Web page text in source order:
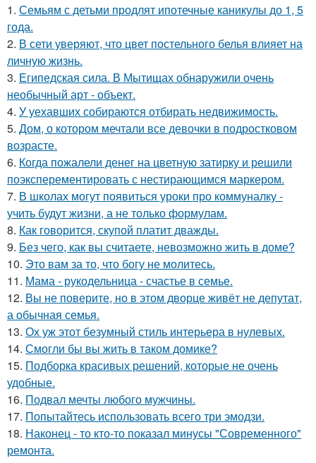
1. Семьям с детьми продлят ипотечные каникулы до 1, 5
года.
2. В сети уверяют, что цвет постельного белья влияет на
личную жизнь.
3. Египедская сила. В Мытищах обнаружили очень
необычный арт - объект.
4. У уехавших собираются отбирать недвижимость.
5. Дом, о котором мечтали все девочки в подростковом
возрасте.
6. Когда пожалели денег на цветную затирку и решили
поэксперементировать с нестирающимся маркером.
7. В школах могут появиться уроки про коммуналку -
учить будут жизни, а не только формулам.
8. Как говорится, скупой платит дважды.
9. Без чего, как вы считаете, невозможно жить в доме?
10. Это вам за то, что богу не молитесь.
11. Мама - рукодельница - счастье в семье.
12. Вы не поверите, но в этом дворце живёт не депутат,
а обычная семья.
13. Ох уж этот безумный стиль интерьера в нулевых.
14. Смогли бы вы жить в таком домике?
15. Подборка красивых решений, которые не очень
удобные.
16. Подвал мечты любого мужчины.
17. Попытайтесь использовать всего три эмодзи.
18. Наконец - то кто-то показал минусы "Современного"
ремонта.